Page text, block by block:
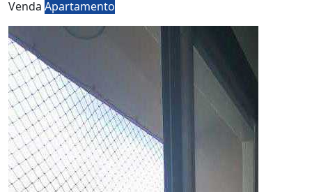
Venda Apartamento